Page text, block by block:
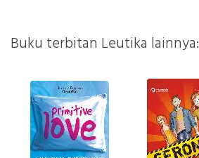
Buku terbitan Leutika lainnya: